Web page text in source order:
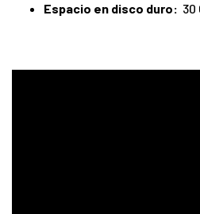
Espacio en disco duro: 30